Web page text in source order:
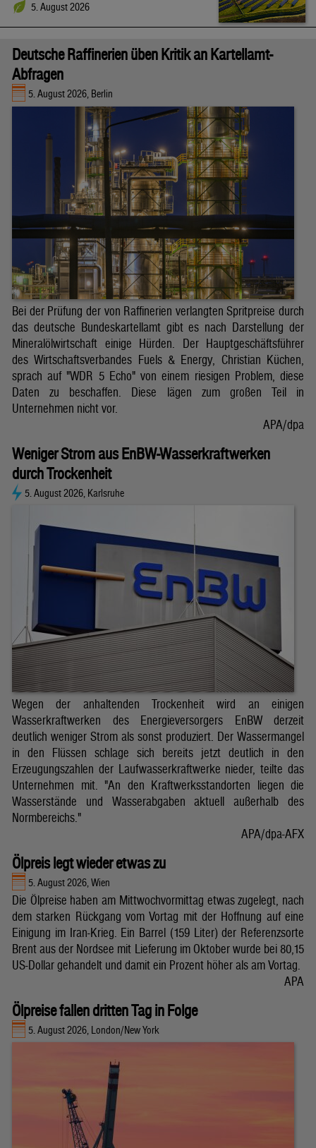
5. August 2026
Deutsche Raffinerien üben Kritik an Kartellamt-
Abfragen
5. August 2026, Berlin
Bei der Prüfung der von Raffinerien verlangten Spritpreise durch
das deutsche Bundeskartellamt gibt es nach Darstellung der
Mineralölwirtschaft einige Hürden. Der Hauptgeschäftsführer
des Wirtschaftsverbandes Fuels & Energy, Christian Küchen,
sprach auf "WDR 5 Echo" von einem riesigen Problem, diese
Daten zu beschaffen. Diese lägen zum großen Teil in
Unternehmen nicht vor.
APA/dpa
Weniger Strom aus EnBW-Wasserkraftwerken
durch Trockenheit
5. August 2026, Karlsruhe
Wegen der anhaltenden Trockenheit wird an einigen
Wasserkraftwerken des Energieversorgers EnBW derzeit
deutlich weniger Strom als sonst produziert. Der Wassermangel
in den Flüssen schlage sich bereits jetzt deutlich in den
Erzeugungszahlen der Laufwasserkraftwerke nieder, teilte das
Unternehmen mit. "An den Kraftwerksstandorten liegen die
Wasserstände und Wasserabgaben aktuell außerhalb des
Normbereichs."
APA/dpa-AFX
Ölpreis legt wieder etwas zu
5. August 2026, Wien
Die Ölpreise haben am Mittwochvormittag etwas zugelegt, nach
dem starken Rückgang vom Vortag mit der Hoffnung auf eine
Einigung im Iran-Krieg. Ein Barrel (159 Liter) der Referenzsorte
Brent aus der Nordsee mit Lieferung im Oktober wurde bei 80,15
US-Dollar gehandelt und damit ein Prozent höher als am Vortag.
APA
Ölpreise fallen dritten Tag in Folge
5. August 2026, London/New York